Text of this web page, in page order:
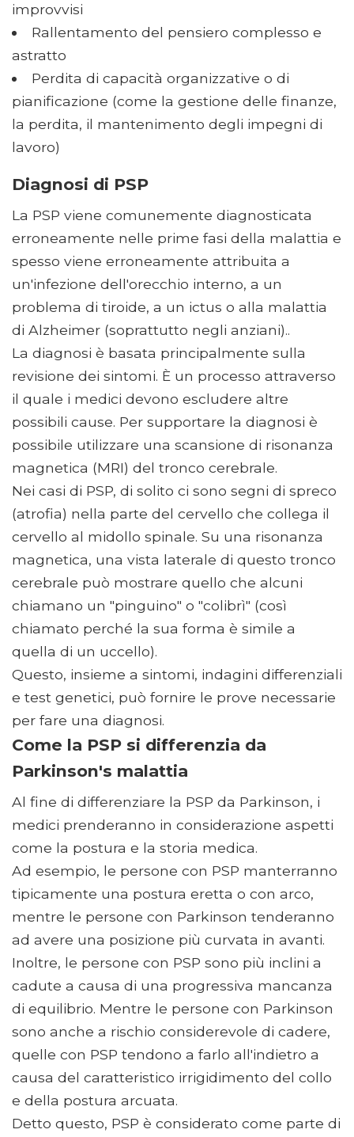
improvvisi
Rallentamento del pensiero complesso e
astratto
Perdita di capacità organizzative o di
pianificazione (come la gestione delle finanze,
la perdita, il mantenimento degli impegni di
lavoro)
Diagnosi di PSP
La PSP viene comunemente diagnosticata
erroneamente nelle prime fasi della malattia e
spesso viene erroneamente attribuita a
un'infezione dell'orecchio interno, a un
problema di tiroide, a un ictus o alla malattia
di Alzheimer (soprattutto negli anziani)..
La diagnosi è basata principalmente sulla
revisione dei sintomi. È un processo attraverso
il quale i medici devono escludere altre
possibili cause. Per supportare la diagnosi è
possibile utilizzare una scansione di risonanza
magnetica (MRI) del tronco cerebrale.
Nei casi di PSP, di solito ci sono segni di spreco
(atrofia) nella parte del cervello che collega il
cervello al midollo spinale. Su una risonanza
magnetica, una vista laterale di questo tronco
cerebrale può mostrare quello che alcuni
chiamano un "pinguino" o "colibrì" (così
chiamato perché la sua forma è simile a
quella di un uccello).
Questo, insieme a sintomi, indagini differenziali
e test genetici, può fornire le prove necessarie
per fare una diagnosi.
Come la PSP si differenzia da
Parkinson's malattia
Al fine di differenziare la PSP da Parkinson, i
medici prenderanno in considerazione aspetti
come la postura e la storia medica.
Ad esempio, le persone con PSP manterranno
tipicamente una postura eretta o con arco,
mentre le persone con Parkinson tenderanno
ad avere una posizione più curvata in avanti.
Inoltre, le persone con PSP sono più inclini a
cadute a causa di una progressiva mancanza
di equilibrio. Mentre le persone con Parkinson
sono anche a rischio considerevole di cadere,
quelle con PSP tendono a farlo all'indietro a
causa del caratteristico irrigidimento del collo
e della postura arcuata.
Detto questo, PSP è considerato come parte di